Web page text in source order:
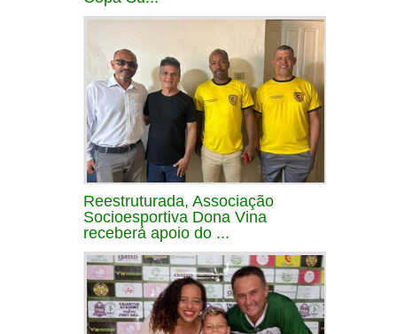
Reestruturada, Associação
Socioesportiva Dona Vina
receberá apoio do ...